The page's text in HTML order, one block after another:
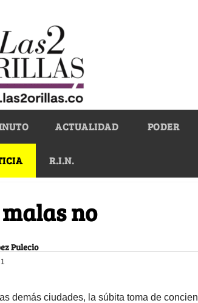
ACTUALIDAD PODER
R.I.N.
no
Pulecio
demás ciudades, la súbita toma de